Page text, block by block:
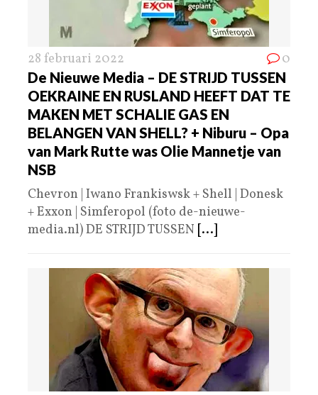
28 februari 2022 0
De Nieuwe Media – DE STRIJD TUSSEN
OEKRAINE EN RUSLAND HEEFT DAT TE
MAKEN MET SCHALIE GAS EN
BELANGEN VAN SHELL? + Niburu – Opa
van Mark Rutte was Olie Mannetje van
NSB
Chevron | Iwano Frankiswsk + Shell | Donesk
+ Exxon | Simferopol (foto de-nieuwe-
media.nl) DE STRIJD TUSSEN [...]